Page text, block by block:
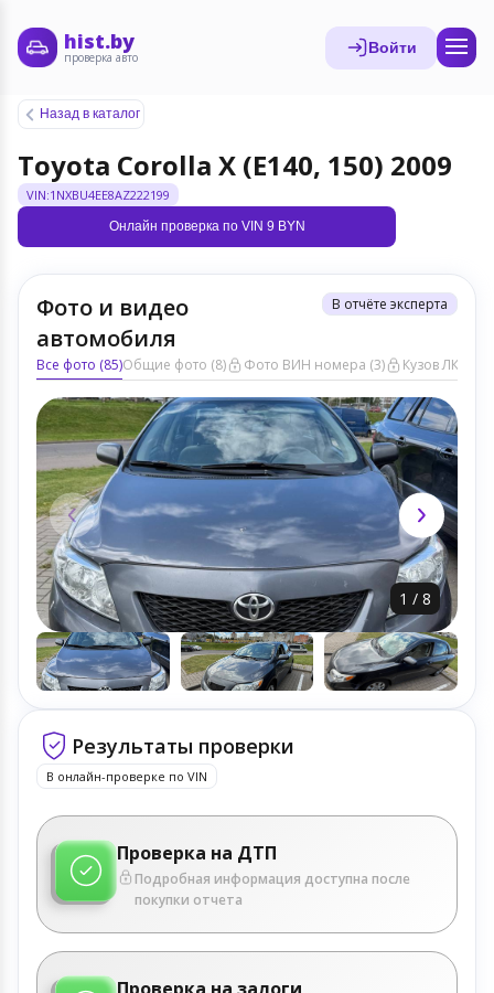
hist.by
проверка авто
Войти
Назад в каталог
Toyota Corolla X (E140, 150) 2009
VIN:1NXBU4EE8AZ222199
Онлайн проверка по VIN 9 BYN
Фото и видео
автомобиля
В отчёте эксперта
Все фото (85)Общие фото (8) Фото ВИН номера (3) Кузов ЛКП (15)
1 / 8
Результаты проверки
В онлайн-проверке по VIN
Проверка на ДТП
Подробная информация доступна после
покупки отчета
Проверка на залоги